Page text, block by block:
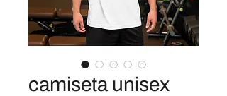
camiseta unisex